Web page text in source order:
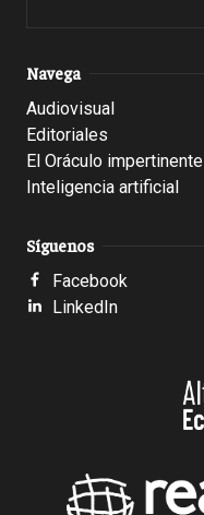
Navega
Audiovisual
Editoriales
El Oráculo impertinente
Inteligencia artificial
Síguenos
Facebook
LinkedIn